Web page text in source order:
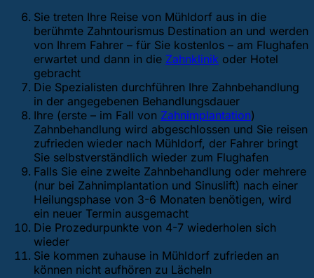
Sie treten Ihre Reise von Mühldorf aus in die
berühmte Zahntourismus Destination an und werden
von Ihrem Fahrer – für Sie kostenlos – am Flughafen
erwartet und dann in die Zahnklinik oder Hotel
gebracht
Die Spezialisten durchführen Ihre Zahnbehandlung
in der angegebenen Behandlungsdauer
Ihre (erste – im Fall von Zahnimplantation)
Zahnbehandlung wird abgeschlossen und Sie reisen
zufrieden wieder nach Mühldorf, der Fahrer bringt
Sie selbstverständlich wieder zum Flughafen
Falls Sie eine zweite Zahnbehandlung oder mehrere
(nur bei Zahnimplantation und Sinuslift) nach einer
Heilungsphase von 3-6 Monaten benötigen, wird
ein neuer Termin ausgemacht
Die Prozedurpunkte von 4-7 wiederholen sich
wieder
Sie kommen zuhause in Mühldorf zufrieden an
können nicht aufhören zu Lächeln